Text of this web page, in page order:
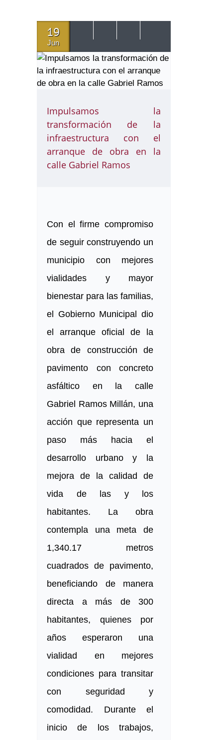
19
Jun
Impulsamos la
transformación de la
infraestructura con el
arranque de obra en la
calle Gabriel Ramos
Con el firme compromiso
de seguir construyendo un
municipio con mejores
vialidades y mayor
bienestar para las familias,
el Gobierno Municipal dio
el arranque oficial de la
obra de construcción de
pavimento con concreto
asfáltico en la calle
Gabriel Ramos Millán, una
acción que representa un
paso más hacia el
desarrollo urbano y la
mejora de la calidad de
vida de las y los
habitantes. La obra
contempla una meta de
1,340.17 metros
cuadrados de pavimento,
beneficiando de manera
directa a más de 300
habitantes, quienes por
años esperaron una
vialidad en mejores
condiciones para transitar
con seguridad y
comodidad. Durante el
inicio de los trabajos,